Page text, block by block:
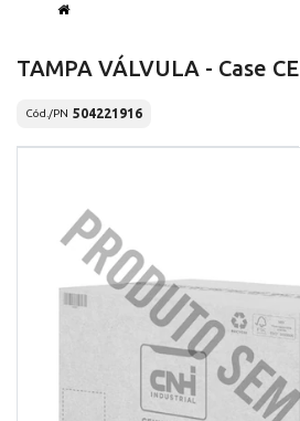
TAMPA VÁLVULA - Case CE
Cód./PN 504221916